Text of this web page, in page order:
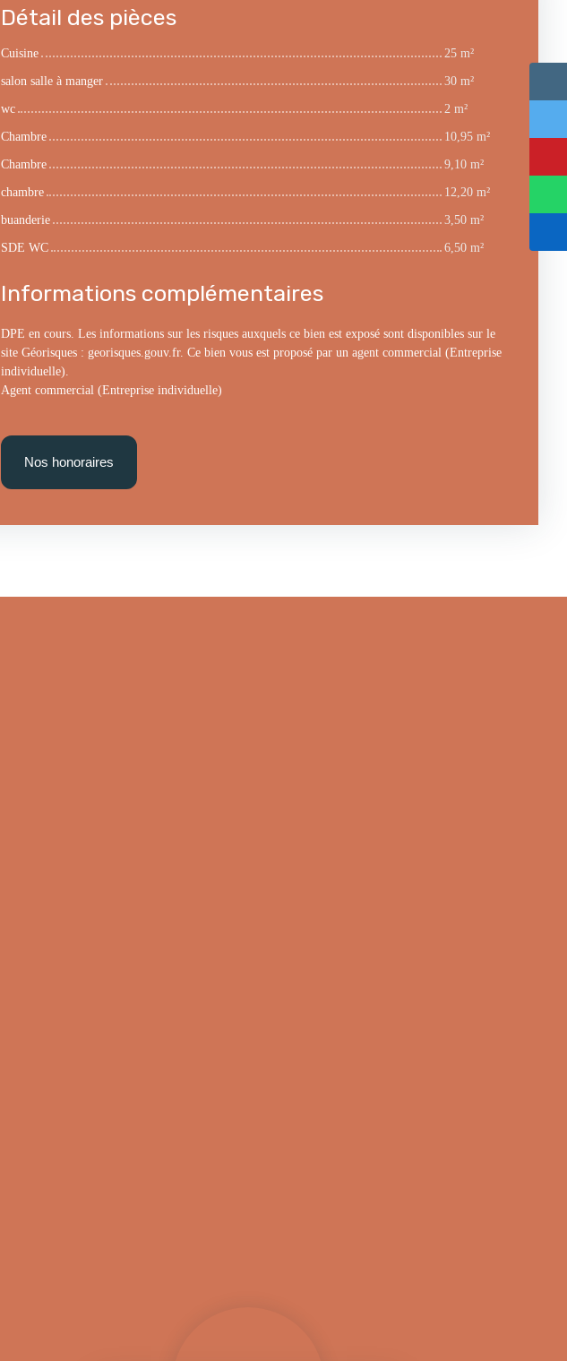
Détail des pièces
Cuisine
25 m²
salon salle à manger
30 m²
wc
2 m²
Chambre
10,95 m²
Chambre
9,10 m²
chambre
12,20 m²
buanderie
3,50 m²
SDE WC
6,50 m²
Informations complémentaires
DPE en cours. Les informations sur les risques auxquels ce bien est exposé sont disponibles sur le
site Géorisques : georisques.gouv.fr. Ce bien vous est proposé par un agent commercial (Entreprise
individuelle).
Agent commercial (Entreprise individuelle)
Nos honoraires